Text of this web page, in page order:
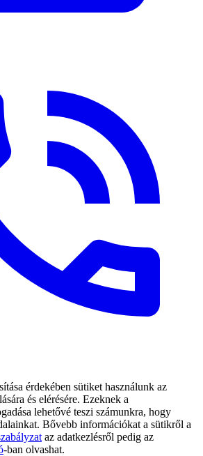
érdekében sütiket használunk az
és elérésére. Ezeknek a
lehetővé teszi számunkra, hogy
Bővebb információkat a sütikről a
az adatkezlésről pedig az
-ban olvashat.